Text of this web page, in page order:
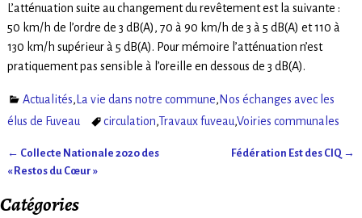
L’atténuation suite au changement du revêtement est la suivante :
50 km/h de l’ordre de 3 dB(A), 70 à 90 km/h de 3 à 5 dB(A) et 110 à
130 km/h supérieur à 5 dB(A). Pour mémoire l’atténuation n’est
pratiquement pas sensible à l’oreille en dessous de 3 dB(A).
Actualités, La vie dans notre commune, Nos échanges avec les
élus de Fuveau
circulation,Travaux fuveau,Voiries communales
Navigation des articles
← Collecte Nationale 2020 des
« Restos du Cœur »
Fédération Est des CIQ →
Catégories